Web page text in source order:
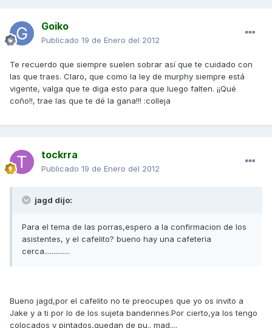
Goiko
Publicado 19 de Enero del 2012
Te recuerdo que siempre suelen sobrar así que te cuidado con
las que traes. Claro, que como la ley de murphy siempre está
vigente, valga que te diga esto para que luego falten. ¡¡Qué
coño!!, trae las que te dé la gana!!! :colleja
tockrra
Publicado 19 de Enero del 2012
jagd dijo:
Para el tema de las porras,espero a la confirmacion de los
asistentes, y el cafelito? bueno hay una cafeteria
cerca..............
Bueno jagd,por el cafelito no te preocupes que yo os invito a
Jake y a ti por lo de los sujeta banderines.Por cierto,ya los tengo
colocados y pintados,quedan de pu.. mad....